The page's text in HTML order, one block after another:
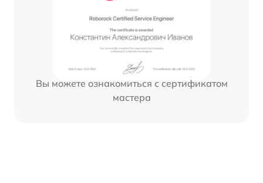
Вы можете ознакомиться с сертификатом
мастера